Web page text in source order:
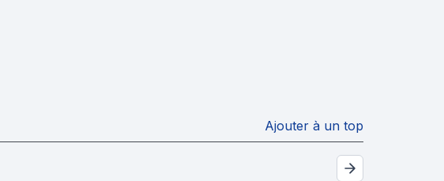
Ajouter à un top